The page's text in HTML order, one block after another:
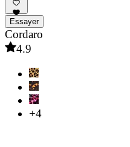
Essayer
Cordaro
4.9
+4